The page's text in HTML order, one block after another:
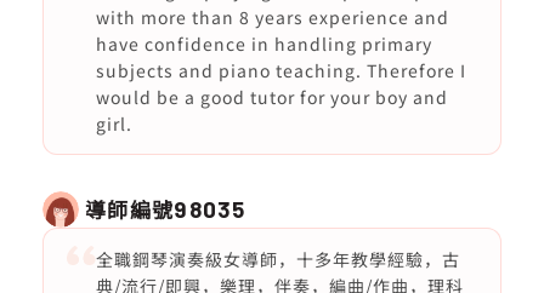
with more than 8 years experience and
have confidence in handling primary
subjects and piano teaching. Therefore I
would be a good tutor for your boy and
girl.
導師編號98035
全職鋼琴演奏級女導師，十多年教學經驗，古
典/流行/即興，樂理，伴奏，編曲/作曲，理科